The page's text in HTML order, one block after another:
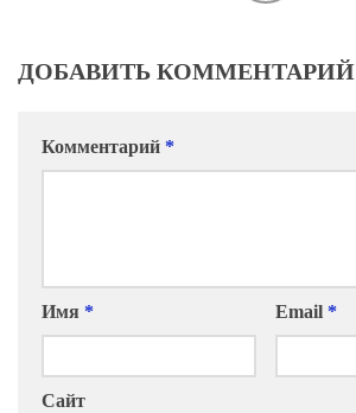
ДОБАВИТЬ КОММЕНТАРИЙ
Комментарий *
Имя * Email *
Сайт